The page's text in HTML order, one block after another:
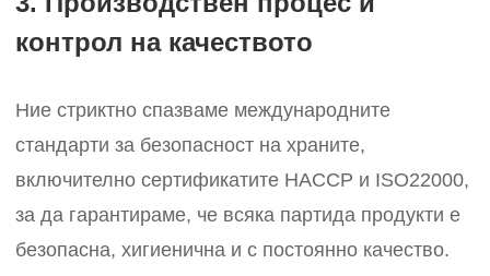
контрол на качеството
Ние стриктно спазваме международните
стандарти за безопасност на храните,
включително сертификатите HACCP и ISO22000,
за да гарантираме, че всяка партида продукти е
безопасна, хигиенична и с постоянно качество.